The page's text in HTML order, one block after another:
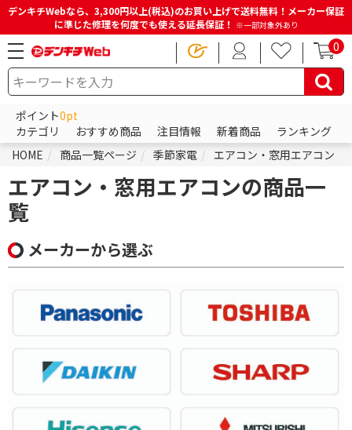
デンキチWebなら、3,300円以上(税込)のお買い上げで送料無料！メーカー保証
に準じた修理を何度でも使える延長保証！ ※一部対象外あり
0
ポイント0pt
カテゴリ
おすすめ商品 注目情報 新着商品
ランキング
HOME
商品一覧ページ 季節家電 エアコン・窓用エアコン
エアコン・窓用エアコンの商品一
覧
メーカーから選ぶ